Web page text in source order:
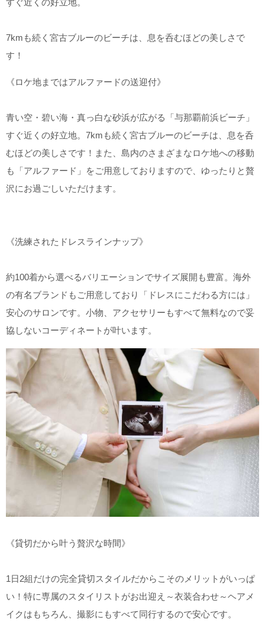
すぐ近くの好立地。
7km も続く宮古ブルーのビーチは、息を呑むほどの美しさで
す！
《ロケ地まではアルファードの送迎付》
青い空・碧い海・真っ白な砂浜が広がる「与那覇前浜ビーチ」
すぐ近くの好立地。7kmも続く宮古ブルーのビーチは、息を呑
むほどの美しさです！また、島内のさまざまなロケ地への移動
も「アルファード」をご用意しておりますので、ゆったりと贅
沢にお過ごしいただけます。
《洗練されたドレスラインナップ》
約100着から選べるバリエーションでサイズ展開も豊富。海外
の有名ブランドもご用意しており「ドレスにこだわる方には」
安心のサロンです。小物、アクセサリーもすべて無料なので妥
協しないコーディネートが叶います。
《貸切だから叶う贅沢な時間》
1日2組だけの完全貸切スタイルだからこそのメリットがいっぱ
い！特に専属のスタイリストがお出迎え～衣装合わせ～ヘアメ
イクはもちろん、撮影にもすべて同行するので安心です。